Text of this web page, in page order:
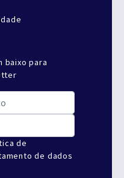
baixo para
de
de dados